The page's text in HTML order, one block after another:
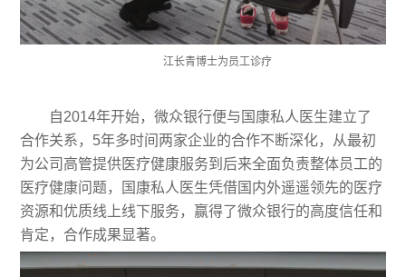
江长青博士为员工诊疗
自2014年开始，微众银行便与国康私人医生建立了
合作关系，5年多时间两家企业的合作不断深化，从最初
为公司高管提供医疗健康服务到后来全面负责整体员工的
医疗健康问题，国康私人医生凭借国内外遥遥领先的医疗
资源和优质线上线下服务，赢得了微众银行的高度信任和
肯定，合作成果显著。